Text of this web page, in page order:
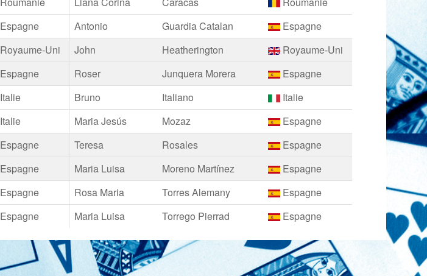
Espagne Antonio Guardia Catalan
Espagne
Royaume-Uni John Heatherington
Royaume-Uni
Espagne Roser Junquera Morera
Espagne
Italie Bruno Italiano
Italie
Italie Maria Jesús Mozaz
Espagne
Espagne Teresa Rosales
Espagne
Espagne Maria Luisa Moreno Martínez
Espagne
Espagne Rosa Maria Torres Alemany
Espagne
Espagne Maria Luisa Torrego Pierrad Espagne